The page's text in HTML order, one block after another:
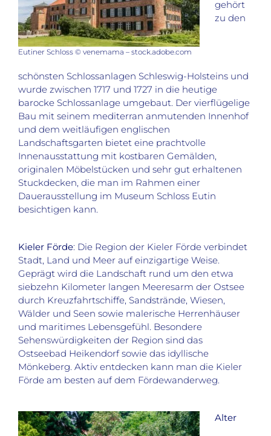
Eutiner Schloss © venemama – stock.adobe.com
gehört
zu den
schönsten Schlossanlagen Schleswig-Holsteins und
wurde zwischen 1717 und 1727 in die heutige
barocke Schlossanlage umgebaut. Der vierflügelige
Bau mit seinem mediterran anmutenden Innenhof
und dem weitläufigen englischen
Landschaftsgarten bietet eine prachtvolle
Innenausstattung mit kostbaren Gemälden,
originalen Möbelstücken und sehr gut erhaltenen
Stuckdecken, die man im Rahmen einer
Dauerausstellung im Museum Schloss Eutin
besichtigen kann.
Kieler Förde: Die Region der Kieler Förde verbindet
Stadt, Land und Meer auf einzigartige Weise.
Geprägt wird die Landschaft rund um den etwa
siebzehn Kilometer langen Meeresarm der Ostsee
durch Kreuzfahrtschiffe, Sandstrände, Wiesen,
Wälder und Seen sowie malerische Herrenhäuser
und maritimes Lebensgefühl. Besondere
Sehenswürdigkeiten der Region sind das
Ostseebad Heikendorf sowie das idyllische
Mönkeberg. Aktiv entdecken kann man die Kieler
Förde am besten auf dem Fördewanderweg.
Alter